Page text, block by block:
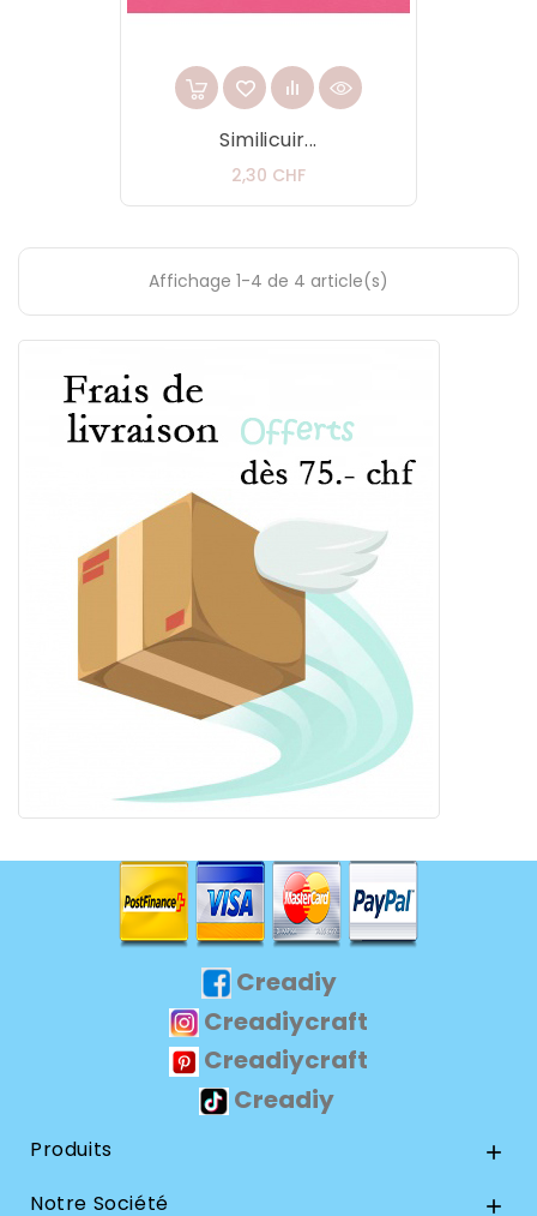
Similicuir...
2,30 CHFPrix
Affichage 1-4 de 4 article(s)
Creadiy
Creadiycraft
Creadiycraft
Creadiy
Produits 
Notre Société 